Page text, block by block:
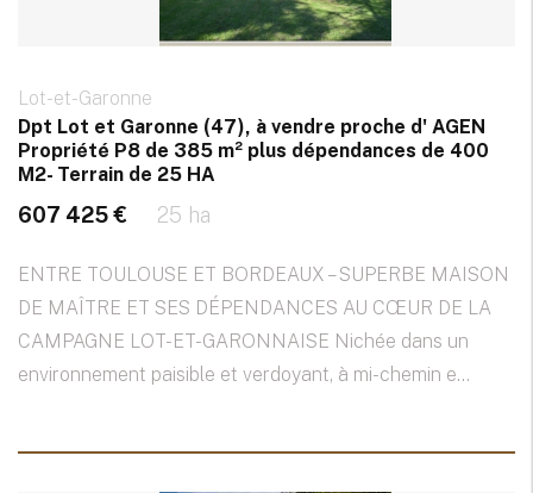
Lot-et-Garonne
Dpt Lot et Garonne (47), à vendre proche d' AGEN
Propriété P8 de 385 m² plus dépendances de 400
M2- Terrain de 25 HA
607 425 € 25 ha
ENTRE TOULOUSE ET BORDEAUX – SUPERBE MAISON
DE MAÎTRE ET SES DÉPENDANCES AU CŒUR DE LA
CAMPAGNE LOT-ET-GARONNAISE Nichée dans un
environnement paisible et verdoyant, à mi-chemin e...